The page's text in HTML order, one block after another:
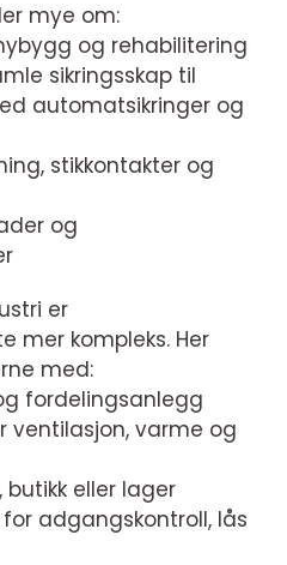
mye om:
og rehabilitering
sikringsskap til
automatsikringer og
stikkontakter og
og
er
mer kompleks. Her
med:
fordelingsanlegg
ventilasjon, varme og
eller lager
adgangskontroll, lås